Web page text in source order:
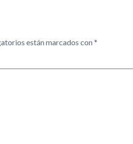
están marcados con *